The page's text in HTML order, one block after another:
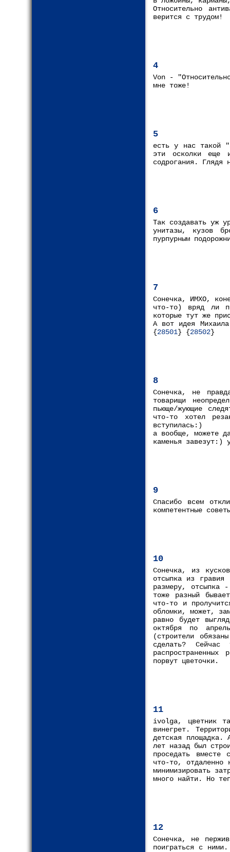
Относительно
верится с трудом!
4
Von -
мне тоже!
5
есть у нас такой
эти осколки еще
содрогания. Глядя
6
Так создавать уж
унитазы, кузов
пурпурным
7
Сонечка, ИМХО,
что-то) вряд ли
которые тут же
А вот идея
{28501} {28502}
8
Сонечка, не
товарищи
пьюще/жующие
что-то хотел
вступилась:)
а вообще, можете
каменья завезут:)
9
Спасибо всем
компетентные
10
Сонечка, из
отсыпка из
размеру, отсыпка
тоже разный
что-то и
обломки, может,
равно будет
октября по
(строители
сделать?
порвут цветочки.
11
ivolga, цветник
винегрет.
детская
лет назад был
проседать вместе
что-то, отдаленно
минимизировать
много найти. Но
12
Сонечка, не
поиграться с